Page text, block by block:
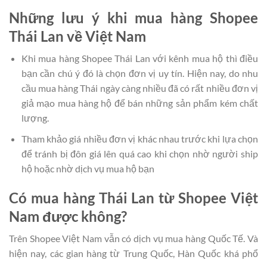
Những lưu ý khi mua hàng Shopee
Thái Lan về Việt Nam
Khi mua hàng Shopee Thái Lan với kênh mua hộ thì điều
bạn cần chú ý đó là chọn đơn vị uy tín. Hiện nay, do nhu
cầu mua hàng Thái ngày càng nhiều đã có rất nhiều đơn vị
giả mạo mua hàng hộ để bán những sản phẩm kém chất
lượng.
Tham khảo giá nhiều đơn vị khác nhau trước khi lựa chọn
để tránh bị đôn giá lên quá cao khi chọn nhờ người ship
hộ hoặc nhờ dịch vụ mua hộ bạn
Có mua hàng Thái Lan từ Shopee Việt
Nam được không?
Trên Shopee Việt Nam vẫn có dịch vụ mua hàng Quốc Tế. Và
hiện nay, các gian hàng từ Trung Quốc, Hàn Quốc khá phổ